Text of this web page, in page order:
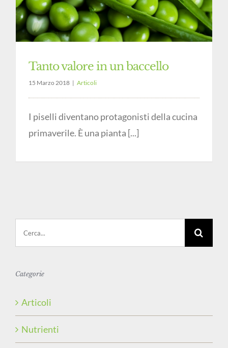
Tanto valore in un baccello
15 Marzo 2018 | Articoli
I piselli diventano protagonisti della cucina
primaverile. È una pianta [...]
Categorie
Articoli
Nutrienti